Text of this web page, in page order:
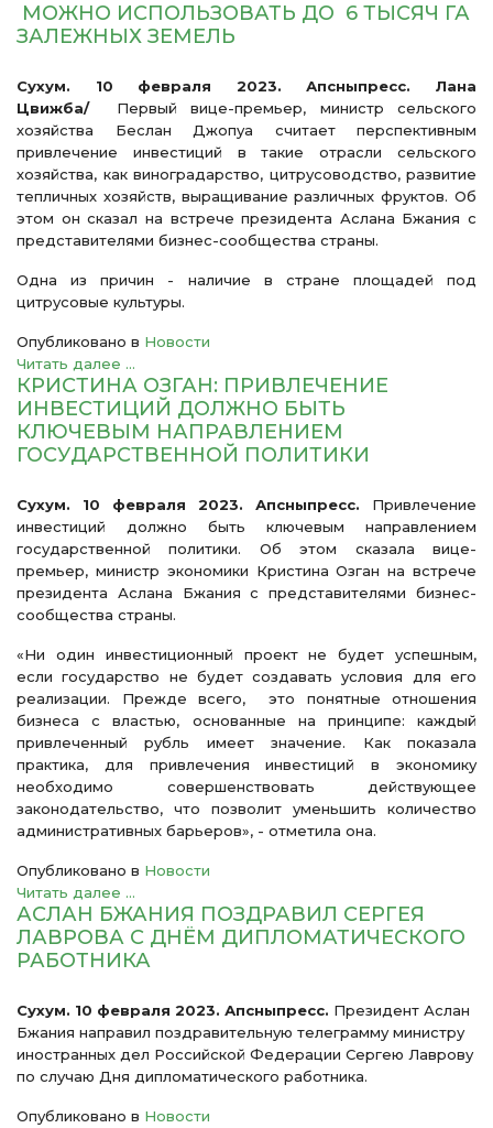
МОЖНО ИСПОЛЬЗОВАТЬ ДО 6 ТЫСЯЧ ГА
ЗАЛЕЖНЫХ ЗЕМЕЛЬ
Сухум. 10 февраля 2023. Апсныпресс. Лана
Цвижба/
Первый вице-премьер, министр сельского
хозяйства Беслан Джопуа считает перспективным
привлечение инвестиций в такие отрасли сельского
хозяйства, как виноградарство, цитрусоводство, развитие
тепличных хозяйств, выращивание различных фруктов. Об
этом он сказал на встрече президента Аслана Бжания с
представителями бизнес-сообщества страны.
Одна из причин - наличие в стране площадей под
цитрусовые культуры.
Опубликовано в Новости
Читать далее ...
КРИСТИНА ОЗГАН: ПРИВЛЕЧЕНИЕ
ИНВЕСТИЦИЙ ДОЛЖНО БЫТЬ
КЛЮЧЕВЫМ НАПРАВЛЕНИЕМ
ГОСУДАРСТВЕННОЙ ПОЛИТИКИ
Сухум. 10 февраля 2023. Апсныпресс. Привлечение
инвестиций должно быть ключевым направлением
государственной политики. Об этом сказала вице-
премьер, министр экономики Кристина Озган на встрече
президента Аслана Бжания с представителями бизнес-
сообщества страны.
«Ни один инвестиционный проект не будет успешным,
если государство не будет создавать условия для его
реализации. Прежде всего, это понятные отношения
бизнеса с властью, основанные на принципе: каждый
привлеченный рубль имеет значение. Как показала
практика, для привлечения инвестиций в экономику
необходимо совершенствовать действующее
законодательство, что позволит уменьшить количество
административных барьеров», - отметила она.
Опубликовано в Новости
Читать далее ...
АСЛАН БЖАНИЯ ПОЗДРАВИЛ СЕРГЕЯ
ЛАВРОВА С ДНЁМ ДИПЛОМАТИЧЕСКОГО
РАБОТНИКА
Сухум. 10 февраля 2023. Апсныпресс. Президент Аслан
Бжания направил поздравительную телеграмму министру
иностранных дел Российской Федерации Сергею Лаврову
по случаю Дня дипломатического работника.
Опубликовано в Новости